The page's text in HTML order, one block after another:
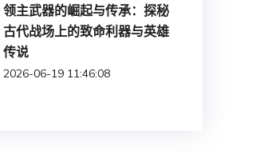
领主武器的崛起与传承：探秘
古代战场上的致命利器与英雄
传说
2026-06-19 11:46:08